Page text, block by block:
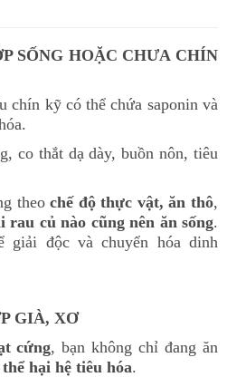
SỐNG HOẶC CHƯA CHÍN
chín kỹ có thể chứa saponin và
co thắt dạ dày, buồn nôn, tiêu
theochế độ thực vật, ăn thô,
rau củ nào cũng nên ăn sống.
giải độc và chuyển hóa dinh
GIÀ, XƠ
cứng, bạn không chỉ đang ăn
thể hại hệ tiêu hóa.